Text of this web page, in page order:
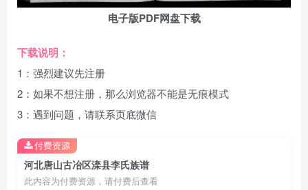
电子版PDF网盘下载
下载说明：
1：强烈建议先注册
2：如果不想注册，那么浏览器不能是无痕模式
3：遇到问题，请联系页底微信
河北唐山古冶区滦县李氏族谱
此内容为付费资源，请付费后查看
付费资源